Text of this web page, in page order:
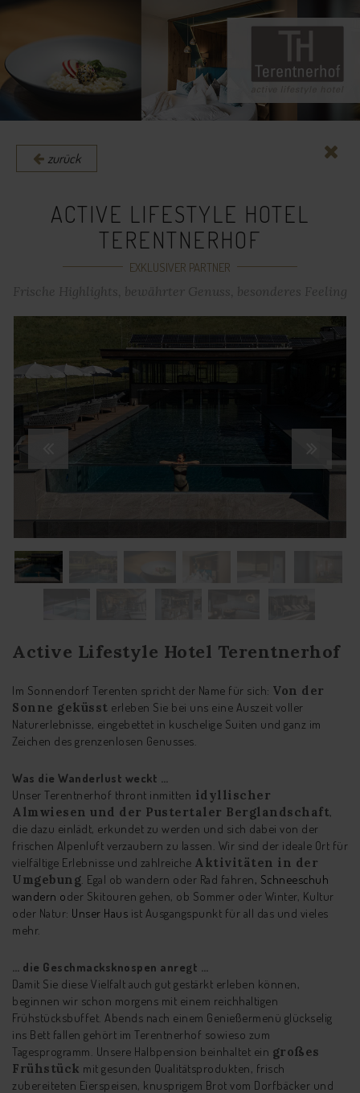
zurück
ACTIVE LIFESTYLE HOTEL
TERENTNERHOF
EXKLUSIVER PARTNER
Frische Highlights, bewährter Genuss, besonderes Feeling
Active Lifestyle Hotel Terentnerhof
Im Sonnendorf Terenten spricht der Name für sich: Von der
Sonne geküsst erleben Sie bei uns eine Auszeit voller
Naturerlebnisse, eingebettet in kuschelige Suiten und ganz im
Zeichen des grenzenlosen Genusses.
Was die Wanderlust weckt …
Unser Terentnerhof thront inmitten idyllischer
Almwiesen und der Pustertaler Berglandschaft,
die dazu einlädt, erkundet zu werden und sich dabei von der
frischen Alpenluft verzaubern zu lassen. Wir sind der ideale Ort für
vielfältige Erlebnisse und zahlreiche Aktivitäten in der
Umgebung . Egal ob wandern oder Rad fahren, Schneeschuh
wandern oder Skitouren gehen, ob Sommer oder Winter, Kultur
oder Natur: Unser Haus ist Ausgangspunkt für all das und vieles
mehr.
… die Geschmacksknospen anregt …
Damit Sie diese Vielfalt auch gut gestärkt erleben können,
beginnen wir schon morgens mit einem reichhaltigen
Frühstücksbuffet. Abends nach einem Genießermenü glückselig
ins Bett fallen gehört im Terentnerhof sowieso zum
Tagesprogramm. Unsere Halbpension beinhaltet ein großes
Frühstück mit gesunden Qualitätsprodukten, frisch
zubereiteten Eierspeisen, knusprigem Brot vom Dorfbäcker und